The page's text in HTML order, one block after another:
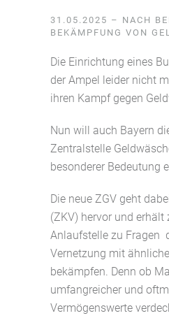
31.05.2025 – NACH
BEKÄMPFUNG VON
Die Einrichtung eines
der Ampel leider nicht
ihren Kampf gegen
Nun will auch Bayern
Zentralstelle
besonderer Bedeutung
Die neue ZGV geht
(ZKV) hervor und
Anlaufstelle zu Fragen
Vernetzung mit
bekämpfen. Denn ob
umfangreicher und
Vermögenswerte